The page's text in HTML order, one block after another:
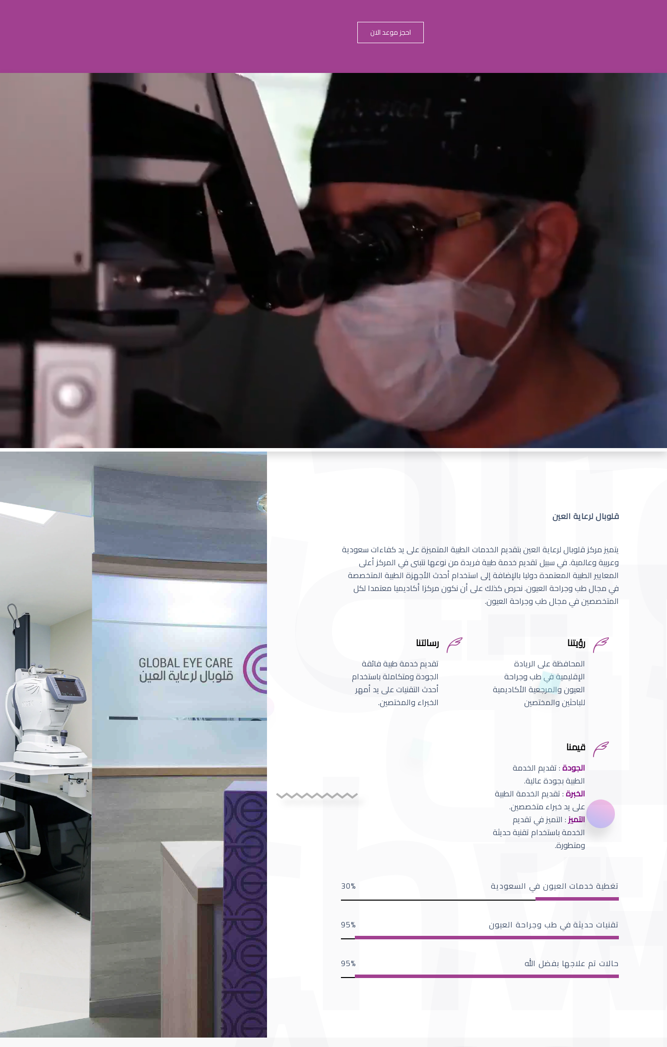
احجز موعد الان
قلوبال لرعاية العين
يتميز مركز قلوبال لرعاية العين بتقديم الخدمات الطبية المتميزة على يد كفاءات سعودية
وعربية وعالمية. في سبيل تقديم خدمة طبية فريدة من نوعها نتبنى في المركز أعلى
المعايير الطبية المعتمدة دوليا بالإضافة إلى استخدام أحدث الأجهزة الطبية المتخصصة
في مجال طب وجراحة العيون. نحرص كذلك على أن نكون مركزا أكاديميا معتمدا لكل
المتخصصين في مجال طب وجراحة العيون.
رؤيتنا
المحافظة على الريادة
الإقليمية في طب وجراحة
العيون والمرجعية الأكاديمية
للباحثين والمختصين
رسالتنا
تقديم خدمة طبية فائقة
الجودة ومتكاملة باستخدام
أحدث التقنيات على يد أمهر
الخبراء والمختصين.
قيمنا
الجودة: تقديم الخدمة
الطبية بجودة عالية.
الخبرة: تقديم الخدمة الطبية
على يد خبراء متخصصين.
التميز: التميز في تقديم
الخدمة باستخدام تقنية حديثة
ومتطورة.
تغطية خدمات العيون في السعودية 30
تقنيات حديثة في طب وجراحة العيون 95
حالات تم علاجها بفضل الله 95